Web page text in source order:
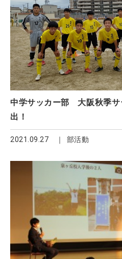
中学サッカー部 大阪秋季サ
出！
2021.09.27 部活動